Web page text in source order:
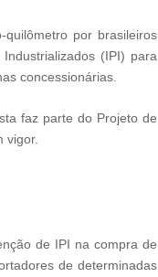
por brasileiros
(IPI) para
concessionárias.
faz parte do Projeto de
vigor.
de IPI na compra de
de determinadas